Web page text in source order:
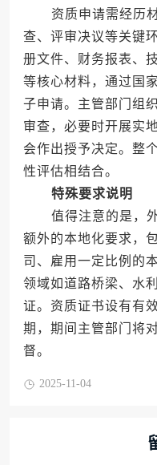
资质申请需经历材
查、评审决议等关键
册文件、财务报表、
等核心材料，通过国
子申请。主管部门组
审查，必要时开展实
会作出授予决定。整
性评估相结合。
特殊要求说明
值得注意的是，外
额外的本地化要求，
司、雇用一定比例的
领域如道路桥梁、水
证。资质证书设有有
期，期间主管部门将
督。
2025-11-04